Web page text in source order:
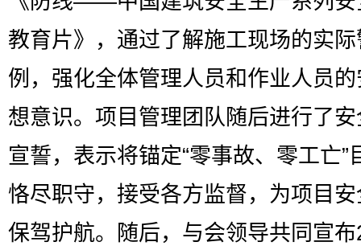
教育片》，通过了解施工现场的实
例，强化全体管理人员和作业人员
想意识。项目管理团队随后进行了
宣誓，表示将锚定“零事故、零工亡”
恪尽职守，接受各方监督，为项目
保驾护航。随后，与会领导共同宣